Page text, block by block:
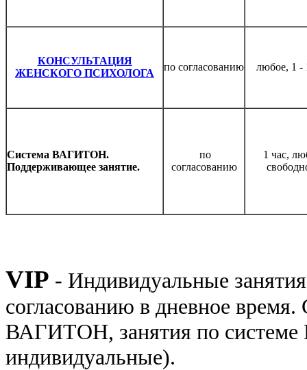
КОНСУЛЬТАЦИЯ
ЖЕНСКОГО ПСИХОЛОГА
по согласованию любое, 1 -
Система ВАГИТОН.
Поддерживающее занятие.
по
согласованию
1 час,
VIP - Индивидуальные
согласованию в дневное
ВАГИТОН, занятия по
индивидуальные).